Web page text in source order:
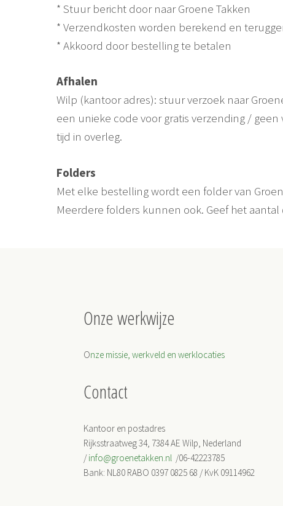
* Stuur bericht door naar Groene Takken
* Verzendkosten worden berekend en
* Akkoord door bestelling te betalen
Afhalen
Wilp (kantoor adres): stuur verzoek naar
een unieke code voor gratis verzending /
tijd in overleg.
Folders
Met elke bestelling wordt een folder van
Meerdere folders kunnen ook. Geef het aantal
Onze werkwijze
Onze missie, werkveld en werklocaties
Contact
Kantoor en postadres
Rijksstraatweg 34, 7384 AE Wilp, Nederland
/info@groenetakken.nl /06-42223785
Bank: NL80 RABO 0397 0825 68 / KvK 09114962